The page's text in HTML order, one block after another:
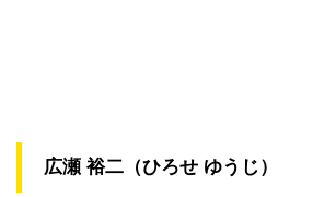
広瀬 裕二（ひろせ ゆうじ）